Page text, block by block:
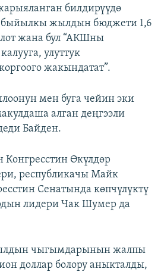
билдирүүдө
жылдын бюджети 1,6
жана бул “АКШны
улуттук
жакындатат”.
мен буга чейин эки
алган деңгээли
Байден.
Өкүлдөр
республикачы Майк
Сенатында көпчүлүктү
лидери Чак Шумер да
чыгымдарынын жалпы
доллар болору аныкталды,